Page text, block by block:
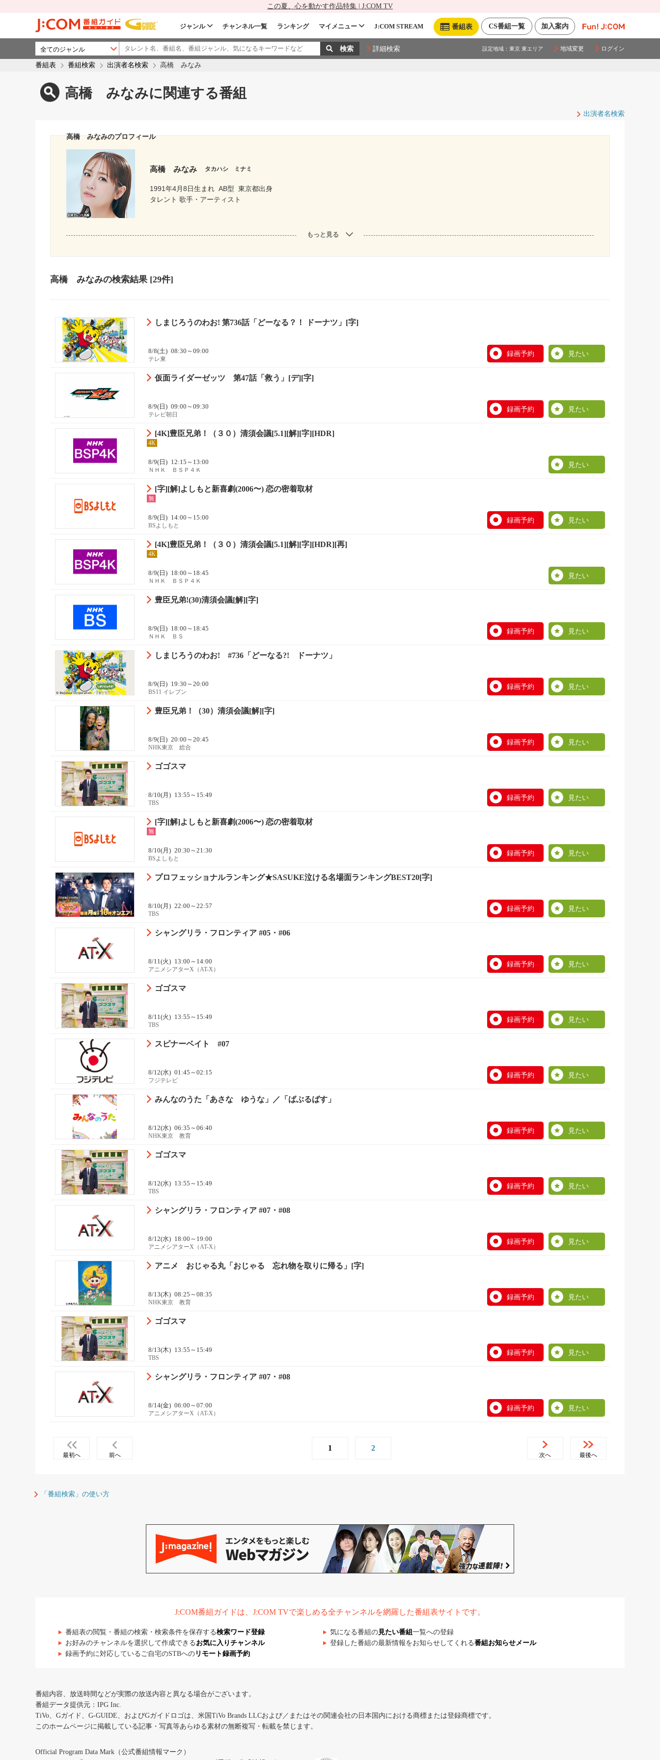
この夏、心を動かす作品特集 | J:COM TV
加入案内
CS番組一覧
番組表
ジャンル チャンネル一覧 ランキング マイメニュー J:COM STREAM
詳細検索 設定地域： 東京 東エリア 地域変更 ログイン
番組表 番組検索 出演者名検索 高橋 みなみ
高橋 みなみに関連する番組
出演者名検索
高橋 みなみのプロフィール
高橋 みなみ タカハシ ミナミ
1991年4月8日生まれ AB型 東京都出身
タレント 歌手・アーティスト
もっと見る
高橋 みなみの検索結果 [29件]
しまじろうのわお! 第736話「どーなる？！ ドーナツ」[字]
8/8(土) 08:30～09:00
テレ東
録画予約 見たい
仮面ライダーゼッツ 第47話「救う」[デ][字]
8/9(日) 09:00～09:30
テレビ朝日
録画予約 見たい
[4K]豊臣兄弟！（３０）清須会議[5.1][解][字][HDR]
4K
8/9(日) 12:15～13:00
ＮＨＫ ＢＳＰ４Ｋ
見たい
[字][解]よしもと新喜劇(2006〜) 恋の密着取材
無
8/9(日) 14:00～15:00
BSよしもと
録画予約 見たい
[4K]豊臣兄弟！（３０）清須会議[5.1][解][字][HDR][再]
4K
8/9(日) 18:00～18:45
ＮＨＫ ＢＳＰ４Ｋ
見たい
豊臣兄弟!(30)清須会議[解][字]
8/9(日) 18:00～18:45
ＮＨＫ ＢＳ
録画予約 見たい
しまじろうのわお! #736「どーなる?! ドーナツ」
8/9(日) 19:30～20:00
BS11 イレブン
録画予約 見たい
豊臣兄弟！（30）清須会議[解][字]
8/9(日) 20:00～20:45
NHK東京 総合
録画予約 見たい
ゴゴスマ
8/10(月) 13:55～15:49
TBS
録画予約 見たい
[字][解]よしもと新喜劇(2006〜) 恋の密着取材
無
8/10(月) 20:30～21:30
BSよしもと
録画予約 見たい
プロフェッショナルランキング★SASUKE泣ける名場面ランキングBEST20[字]
8/10(月) 22:00～22:57
TBS
録画予約 見たい
シャングリラ・フロンティア #05・#06
8/11(火) 13:00～14:00
アニメシアターX（AT-X）
録画予約 見たい
ゴゴスマ
8/11(火) 13:55～15:49
TBS
録画予約 見たい
スピナーベイト #07
8/12(水) 01:45～02:15
フジテレビ
録画予約 見たい
みんなのうた「あさな ゆうな」／「ばぶるばす」
8/12(水) 06:35～06:40
NHK東京 教育
録画予約 見たい
ゴゴスマ
8/12(水) 13:55～15:49
TBS
録画予約 見たい
シャングリラ・フロンティア #07・#08
8/12(水) 18:00～19:00
アニメシアターX（AT-X）
録画予約 見たい
アニメ おじゃる丸「おじゃる 忘れ物を取りに帰る」[字]
8/13(木) 08:25～08:35
NHK東京 教育
録画予約 見たい
ゴゴスマ
8/13(木) 13:55～15:49
TBS
録画予約 見たい
シャングリラ・フロンティア #07・#08
8/14(金) 06:00～07:00
アニメシアターX（AT-X）
録画予約 見たい
最初へ 前へ
1 2
次へ 最後へ
「番組検索」の使い方
J:COM番組ガイドは、J:COM TVで楽しめる全チャンネルを網羅した番組表サイトです。
番組表の閲覧・番組の検索・検索条件を保存する検索ワード登録 気になる番組の見たい番組 一覧への登録
お好みのチャンネルを選択して作成できる お気に入りチャンネル 登録した番組の最新情報をお知らせしてくれる番組お知らせメール
録画予約に対応しているご自宅のSTBへの リモート録画予約
番組内容、放送時間などが実際の放送内容と異なる場合がございます。
番組データ提供元：IPG Inc.
TiVo、Gガイド、G-GUIDE、およびGガイドロゴは、米国TiVo Brands LLCおよび／またはその関連会社の日本国内における商標または登録商標です。
このホームページに掲載している記事・写真等あらゆる素材の無断複写・転載を禁じます。
Official Program Data Mark（公式番組情報マーク）